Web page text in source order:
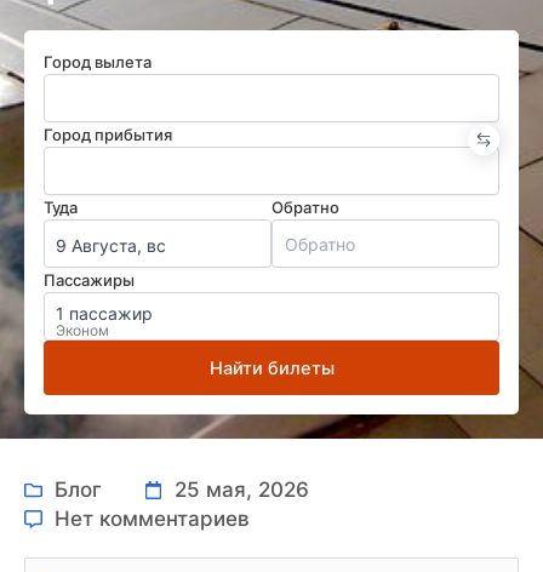
Город вылета
Город прибытия
Туда
9 Августа, вс
Обратно
Пассажиры
1 пассажир
Эконом
Найти билеты
Блог
25 мая, 2026
Нет комментариев